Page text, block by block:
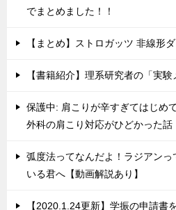
でまとめました！！
【まとめ】ストロガッツ 非線形
【書籍紹介】理系研究者の「実験
保護中: 肩こりが辛すぎてはじめ
外科の肩こり対応がひどかった話
弧度法ってなんだよ！ラジアン
いる君へ【動画解説あり】
【2020.1.24更新】学振の申請書